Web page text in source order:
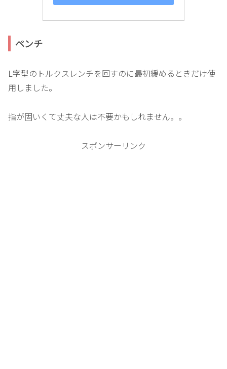
ペンチ
L字型のトルクスレンチを回すのに最初緩めるときだけ使
用しました。
指が固いくて丈夫な人は不要かもしれません。。
スポンサーリンク